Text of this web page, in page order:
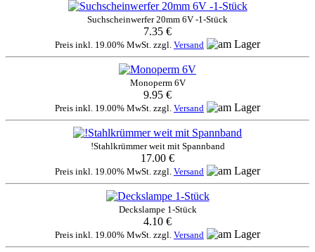
Suchscheinwerfer 20mm 6V -1-Stück
7.35 €
Preis inkl. 19.00% MwSt. zzgl. Versand
Monoperm 6V
9.95 €
Preis inkl. 19.00% MwSt. zzgl. Versand
!Stahlkrümmer weit mit Spannband
17.00 €
Preis inkl. 19.00% MwSt. zzgl. Versand
Deckslampe 1-Stück
4.10 €
Preis inkl. 19.00% MwSt. zzgl. Versand